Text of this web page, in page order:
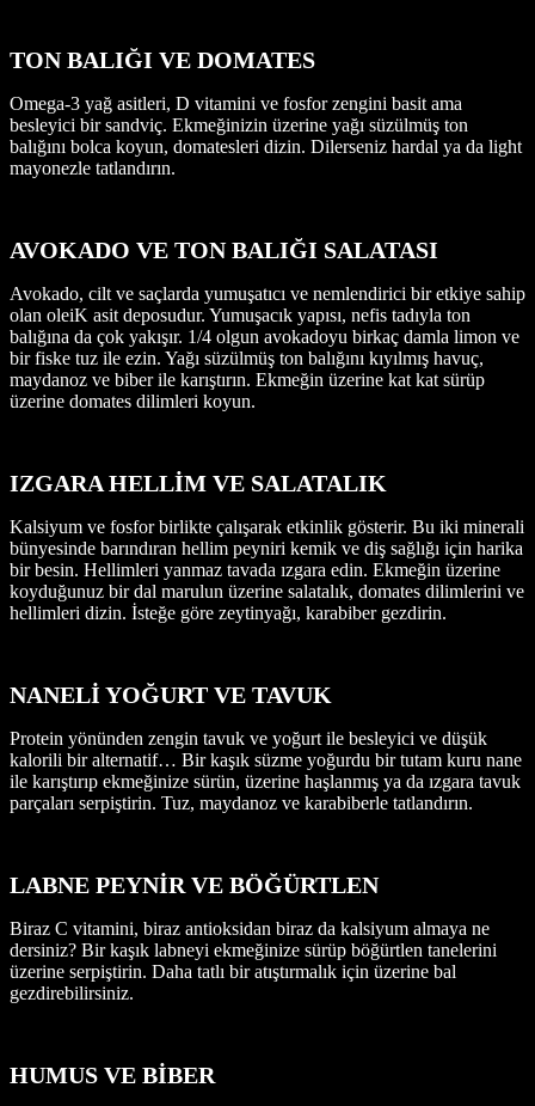
TON BALIĞI VE DOMATES
Omega-3 yağ asitleri, D vitamini ve fosfor zengini basit ama
besleyici bir sandviç. Ekmeğinizin üzerine yağı süzülmüş ton
balığını bolca koyun, domatesleri dizin. Dilerseniz hardal ya da light
mayonezle tatlandırın.
AVOKADO VE TON BALIĞI SALATASI
Avokado, cilt ve saçlarda yumuşatıcı ve nemlendirici bir etkiye sahip
olan oleiK asit deposudur. Yumuşacık yapısı, nefis tadıyla ton
balığına da çok yakışır. 1/4 olgun avokadoyu birkaç damla limon ve
bir fiske tuz ile ezin. Yağı süzülmüş ton balığını kıyılmış havuç,
maydanoz ve biber ile karıştırın. Ekmeğin üzerine kat kat sürüp
üzerine domates dilimleri koyun.
IZGARA HELLİM VE SALATALIK
Kalsiyum ve fosfor birlikte çalışarak etkinlik gösterir. Bu iki minerali
bünyesinde barındıran hellim peyniri kemik ve diş sağlığı için harika
bir besin. Hellimleri yanmaz tavada ızgara edin. Ekmeğin üzerine
koyduğunuz bir dal marulun üzerine salatalık, domates dilimlerini ve
hellimleri dizin. İsteğe göre zeytinyağı, karabiber gezdirin.
NANELİ YOĞURT VE TAVUK
Protein yönünden zengin tavuk ve yoğurt ile besleyici ve düşük
kalorili bir alternatif… Bir kaşık süzme yoğurdu bir tutam kuru nane
ile karıştırıp ekmeğinize sürün, üzerine haşlanmış ya da ızgara tavuk
parçaları serpiştirin. Tuz, maydanoz ve karabiberle tatlandırın.
LABNE PEYNİR VE BÖĞÜRTLEN
Biraz C vitamini, biraz antioksidan biraz da kalsiyum almaya ne
dersiniz? Bir kaşık labneyi ekmeğinize sürüp böğürtlen tanelerini
üzerine serpiştirin. Daha tatlı bir atıştırmalık için üzerine bal
gezdirebilirsiniz.
HUMUS VE BİBER